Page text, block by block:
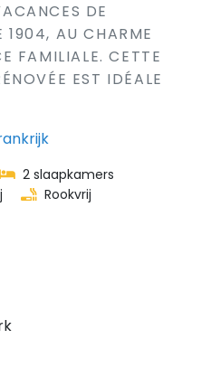
DE
1904, AU CHARME
FAMILIALE. CETTE
EST IDÉALE
2 slaapkamers
Rookvrij